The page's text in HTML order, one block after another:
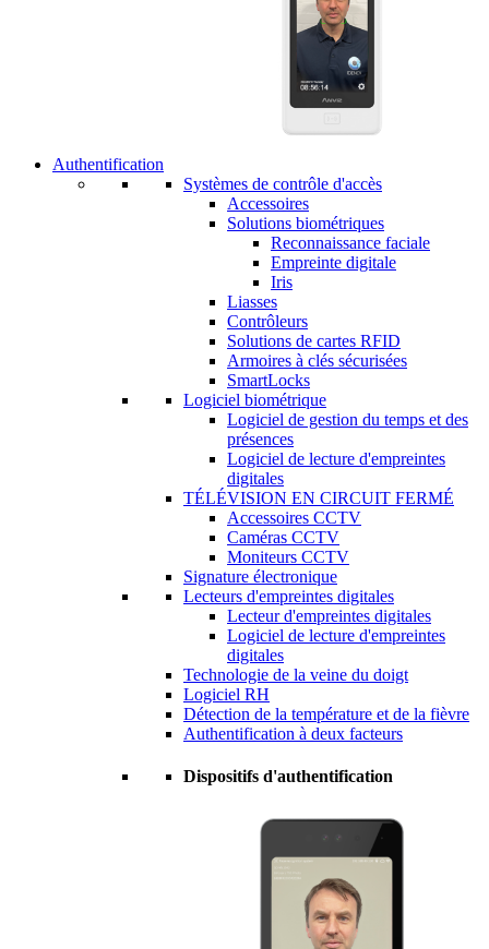
Authentification
Systèmes de contrôle d'accès
Accessoires
Solutions biométriques
Reconnaissance faciale
Empreinte digitale
Iris
Liasses
Contrôleurs
Solutions de cartes RFID
Armoires à clés sécurisées
SmartLocks
Logiciel biométrique
Logiciel de gestion du temps et des
présences
Logiciel de lecture d'empreintes
digitales
TÉLÉVISION EN CIRCUIT FERMÉ
Accessoires CCTV
Caméras CCTV
Moniteurs CCTV
Signature électronique
Lecteurs d'empreintes digitales
Lecteur d'empreintes digitales
Logiciel de lecture d'empreintes
digitales
Technologie de la veine du doigt
Logiciel RH
Détection de la température et de la fièvre
Authentification à deux facteurs
Dispositifs d'authentification